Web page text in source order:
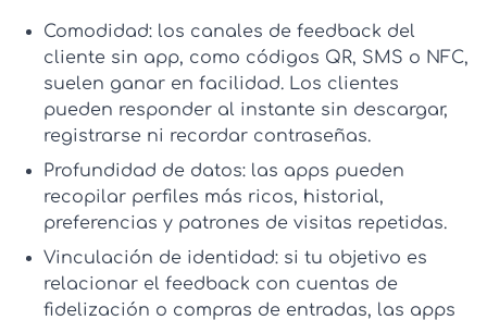
Comodidad: los canales de feedback del
cliente sin app, como códigos QR, SMS o NFC,
suelen ganar en facilidad. Los clientes
pueden responder al instante sin descargar,
registrarse ni recordar contraseñas.
Profundidad de datos: las apps pueden
recopilar perfiles más ricos, historial,
preferencias y patrones de visitas repetidas.
Vinculación de identidad: si tu objetivo es
relacionar el feedback con cuentas de
fidelización o compras de entradas, las apps